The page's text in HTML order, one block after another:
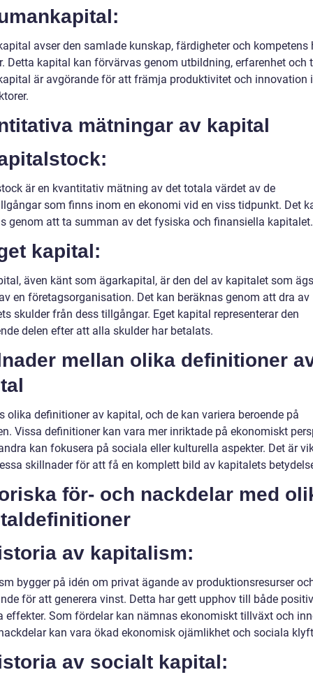
avser den samlade kunskap, färdigheter och kompetens
Detta kapital kan förvärvas genom utbildning, erfarenhet och
är avgörande för att främja produktivitet och innovation
mätningar av kapital
är en kvantitativ mätning av det totala värdet av de
som finns inom en ekonomi vid en viss tidpunkt. Det
genom att ta summan av det fysiska och finansiella kapitalet.
kapital:
även känt som ägarkapital, är den del av kapitalet som
en företagsorganisation. Det kan beräknas genom att dra av
skulder från dess tillgångar. Eget kapital representerar den
delen efter att alla skulder har betalats.
mellan olika definitioner
olika definitioner av kapital, och de kan variera beroende på
Vissa definitioner kan vara mer inriktade på ekonomiskt
kan fokusera på sociala eller kulturella aspekter. Det är
skillnader för att få en komplett bild av kapitalets
för- och nackdelar med
av kapitalism:
bygger på idén om privat ägande av produktionsresurser
för att generera vinst. Detta har gett upphov till både
effekter. Som fördelar kan nämnas ekonomiskt tillväxt och
kan vara ökad ekonomisk ojämlikhet och sociala
av socialt kapital: